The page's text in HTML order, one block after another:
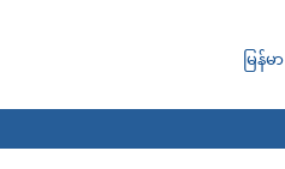
မြန်မာ